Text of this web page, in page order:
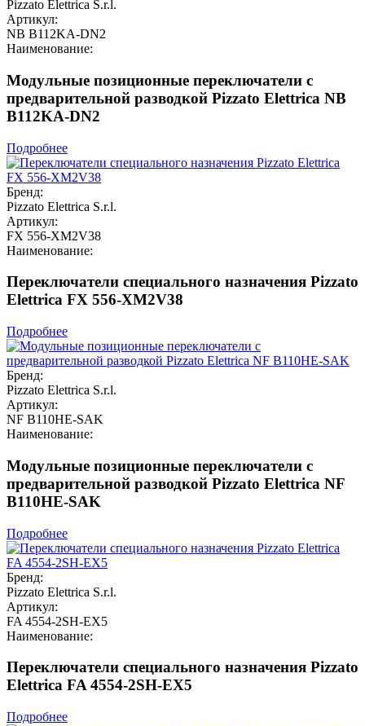
Pizzato Elettrica S.r.l.
Артикул:
NB B112KA-DN2
Наименование:
Модульные позиционные переключатели с
предварительной разводкой Pizzato Elettrica NB
B112KA-DN2
Подробнее
Бренд:
Pizzato Elettrica S.r.l.
Артикул:
FX 556-XM2V38
Наименование:
Переключатели специального назначения Pizzato
Elettrica FX 556-XM2V38
Подробнее
Бренд:
Pizzato Elettrica S.r.l.
Артикул:
NF B110HE-SAK
Наименование:
Модульные позиционные переключатели с
предварительной разводкой Pizzato Elettrica NF
B110HE-SAK
Подробнее
Бренд:
Pizzato Elettrica S.r.l.
Артикул:
FA 4554-2SH-EX5
Наименование:
Переключатели специального назначения Pizzato
Elettrica FA 4554-2SH-EX5
Подробнее